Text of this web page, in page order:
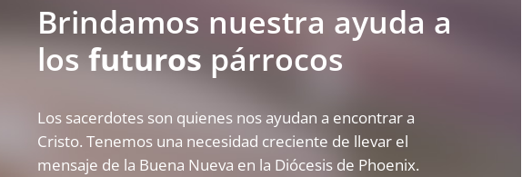
Brindamos nuestra ayuda a
losfuturos párrocos
Los sacerdotes son quienes nos ayudan a encontrar a
Cristo. Tenemos una necesidad creciente de llevar el
mensaje de la Buena Nueva en la Diócesis de Phoenix.